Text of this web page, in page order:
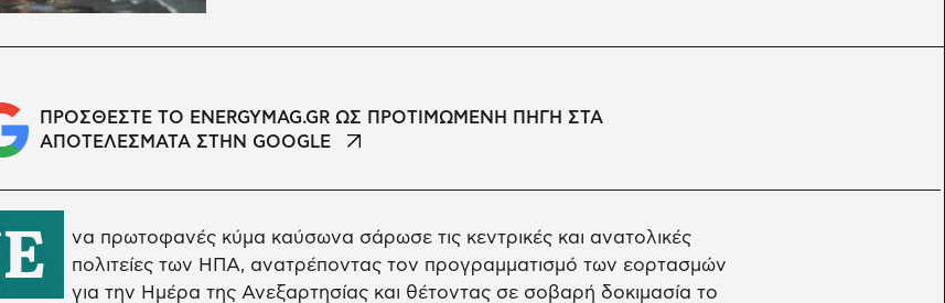
ΠΡΟΣΘΕΣΤΕ ΤΟ ENERGYMAG.GR ΩΣ ΠΡΟΤΙΜΩΜΕΝΗ ΠΗΓΗ ΣΤΑ
ΑΠΟΤΕΛΕΣΜΑΤΑ ΣΤΗΝ GOOGLE
Έ
να πρωτοφανές κύμα καύσωνα σάρωσε τις κεντρικές και ανατολικές
πολιτείες των ΗΠΑ, ανατρέποντας τον προγραμματισμό των εορτασμών
για την Ημέρα της Ανεξαρτησίας και θέτοντας σε σοβαρή δοκιμασία το